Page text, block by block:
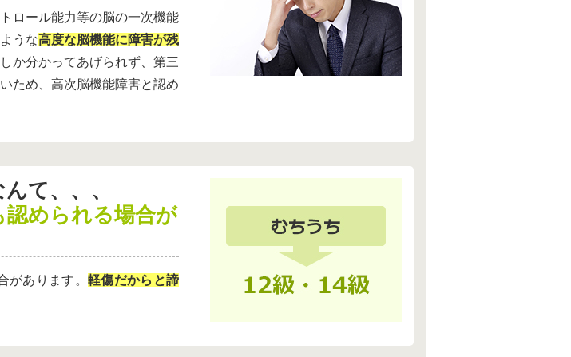
ロール能力等の脳の一次機能
うな高度な脳機能に障害が残
か分かってあげられず、第三
ため、高次脳機能障害と認め
て、、、
められる場合が
があります。 軽傷だからと諦